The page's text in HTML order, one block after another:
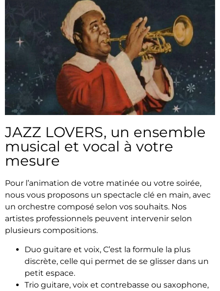
JAZZ LOVERS, un ensemble
musical et vocal à votre
mesure
Pour l’animation de votre matinée ou votre soirée,
nous vous proposons un spectacle clé en main, avec
un orchestre composé selon vos souhaits. Nos
artistes professionnels peuvent intervenir selon
plusieurs compositions.
Duo guitare et voix, C’est la formule la plus
discrète, celle qui permet de se glisser dans un
petit espace.
Trio guitare, voix et contrebasse ou saxophone,